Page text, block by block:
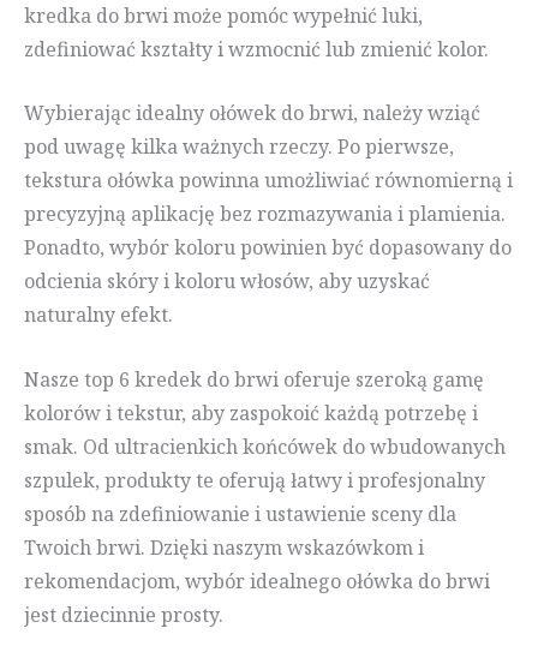
kredka do brwi może pomóc wypełnić luki,
zdefiniować kształty i wzmocnić lub zmienić kolor.
Wybierając idealny ołówek do brwi, należy wziąć
pod uwagę kilka ważnych rzeczy. Po pierwsze,
tekstura ołówka powinna umożliwiać równomierną i
precyzyjną aplikację bez rozmazywania i plamienia.
Ponadto, wybór koloru powinien być dopasowany do
odcienia skóry i koloru włosów, aby uzyskać
naturalny efekt.
Nasze top 6 kredek do brwi oferuje szeroką gamę
kolorów i tekstur, aby zaspokoić każdą potrzebę i
smak. Od ultracienkich końcówek do wbudowanych
szpulek, produkty te oferują łatwy i profesjonalny
sposób na zdefiniowanie i ustawienie sceny dla
Twoich brwi. Dzięki naszym wskazówkom i
rekomendacjom, wybór idealnego ołówka do brwi
jest dziecinnie prosty.